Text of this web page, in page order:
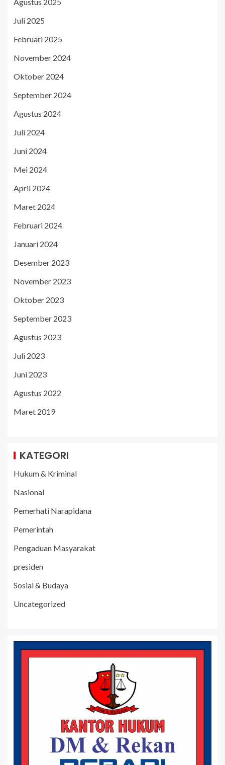
Juli 2025
Februari 2025
November 2024
Oktober 2024
September 2024
Agustus 2024
Juli 2024
Juni 2024
Mei 2024
April 2024
Maret 2024
Februari 2024
Januari 2024
Desember 2023
November 2023
Oktober 2023
September 2023
Agustus 2023
Juli 2023
Juni 2023
Agustus 2022
Maret 2019
KATEGORI
Hukum & Kriminal
Nasional
Pemerhati Narapidana
Pemerintah
Pengaduan Masyarakat
presiden
Sosial & Budaya
Uncategorized